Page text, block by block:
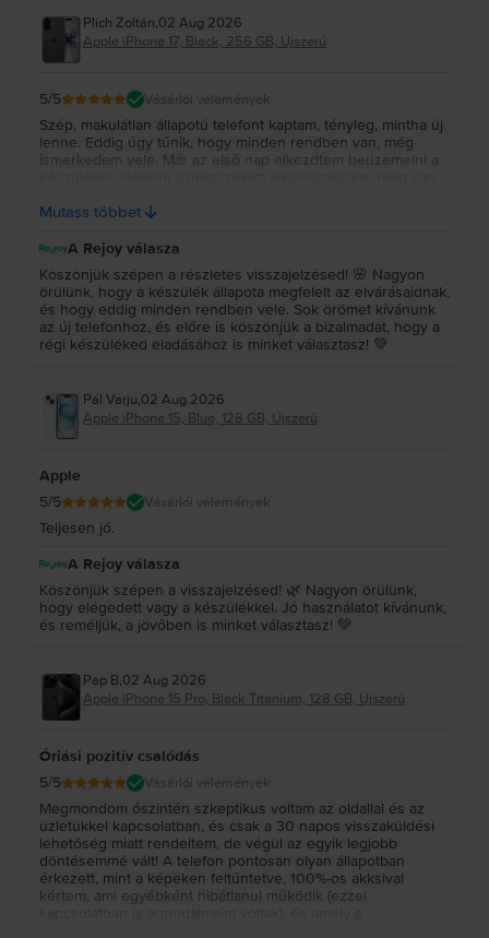
Plich Zoltán,02 Aug 2026
Apple iPhone 17, Black, 256 GB, Újszerű
5/5 Vásárlói vélemények
Szép, makulátlan állapotú telefont kaptam, tényleg, mintha új
lenne. Eddig úgy tűnik, hogy minden rendben van, még
ismerkedem vele. Már az első nap elkezdtem beüzemelni a
eladni, ahogy lementettem róla mindent.
Mutass többet
A Rejoy válasza
Köszönjük szépen a részletes visszajelzésed! 🌸 Nagyon
örülünk, hogy a készülék állapota megfelelt az elvárásaidnak,
és hogy eddig minden rendben vele. Sok örömet kívánunk
az új telefonhoz, és előre is köszönjük a bizalmadat, hogy a
régi készüléked eladásához is minket választasz! 💚
Pál Varju,02 Aug 2026
Apple iPhone 15, Blue, 128 GB, Újszerű
Apple
5/5 Vásárlói vélemények
Teljesen jó.
A Rejoy válasza
Köszönjük szépen a visszajelzésed! 🌿 Nagyon örülünk,
hogy elégedett vagy a készülékkel. Jó használatot kívánunk,
és reméljük, a jövőben is minket választasz! 💚
Pap B,02 Aug 2026
Apple iPhone 15 Pro, Black Titanium, 128 GB, Újszerű
Óriási pozitív csalódás
5/5 Vásárlói vélemények
Megmondom őszintén szkeptikus voltam az oldallal és az
üzletükkel kapcsolatban, és csak a 30 napos visszaküldési
lehetőség miatt rendeltem, de végül az egyik legjobb
döntésemmé vált! A telefon pontosan olyan állapotban
érkezett, mint a képeken feltűntetve, 100%-os akksival
kértem, ami egyébként hibátlanul működik (ezzel